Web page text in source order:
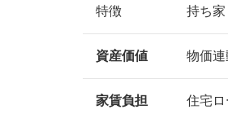
特徴 持ち家
資産価値 物価連
家賃負担 住宅ロ